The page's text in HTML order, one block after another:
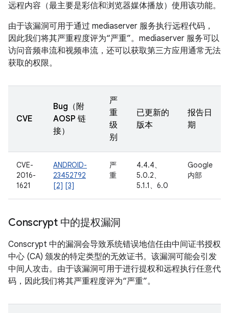
远程内容（最主要是彩信和浏览器媒体播放）使用该功能。
由于该漏洞可用于通过 mediaserver 服务执行远程代码，
因此我们将其严重程度评为“严重”。mediaserver 服务可以
访问音频串流和视频串流，还可以获取第三方应用通常无法
获取的权限。
CVE
Bug（附
AOSP 链
接）
严
重
级
别
已更新的
版本
报告日
期
CVE-
2016-
1621
ANDROID-
23452792
[2] [3]
严
重
4.4.4、
5.0.2、
5.1.1、6.0
Google
内部
Conscrypt 中的提权漏洞
Conscrypt 中的漏洞会导致系统错误地信任由中间证书授权
中心 (CA) 颁发的特定类型的无效证书。该漏洞可能会引发
中间人攻击。由于该漏洞可用于进行提权和远程执行任意代
码，因此我们将其严重程度评为“严重”。